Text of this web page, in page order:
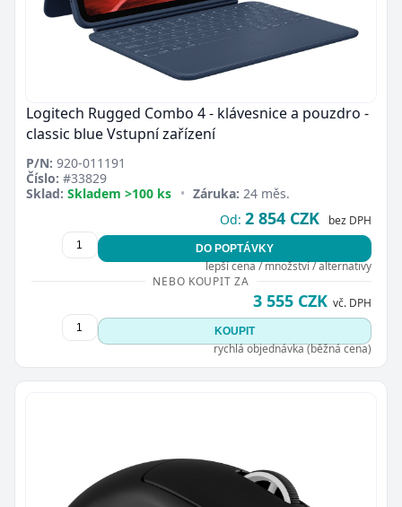
Logitech Rugged Combo 4 - klávesnice a pouzdro -
classic blue Vstupní zařízení
P/N: 920-011191
Číslo: #33829
Sklad: Skladem >100 ks • Záruka: 24 měs.
Od: 2 854 CZK bez DPH
DO POPTÁVKY
lepší cena / množství / alternativy
NEBO KOUPIT ZA
3 555 CZK vč. DPH
KOUPIT
rychlá objednávka (běžná cena)